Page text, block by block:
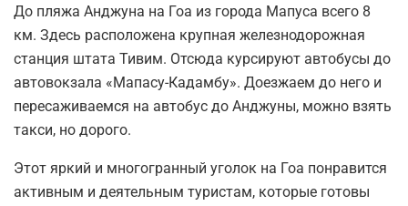
До пляжа Анджуна на Гоа из города Мапуса всего 8
км. Здесь расположена крупная железнодорожная
станция штата Тивим. Отсюда курсируют автобусы до
автовокзала «Мапасу-Кадамбу». Доезжаем до него и
пересаживаемся на автобус до Анджуны, можно взять
такси, но дорого.
Этот яркий и многогранный уголок на Гоа понравится
активным и деятельным туристам, которые готовы